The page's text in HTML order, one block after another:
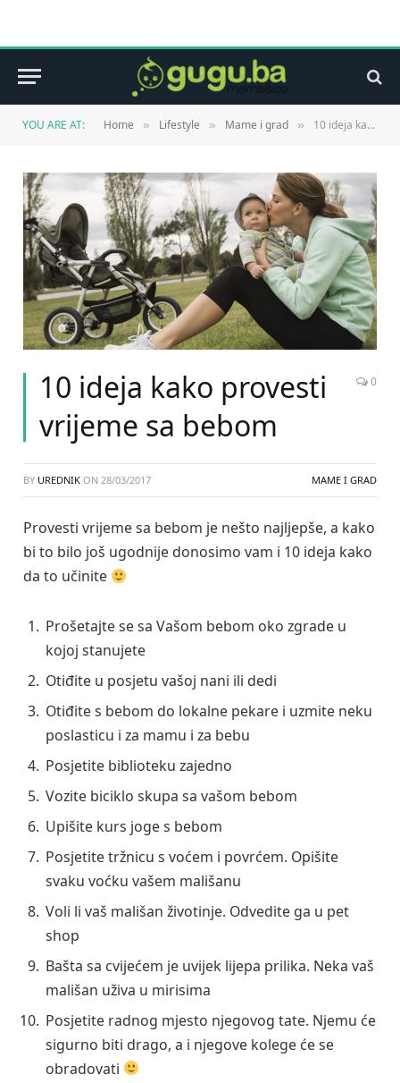
YOU ARE AT: Home » Lifestyle » Mame i grad » 10 ideja kako provesti vrijeme sa bebom
10 ideja kako provesti
vrijeme sa bebom
0
BY UREDNIK ON 28/03/2017 MAME I GRAD
Provesti vrijeme sa bebom je nešto najljepše, a kako
bi to bilo još ugodnije donosimo vam i 10 ideja kako
da to učinite
Prošetajte se sa Vašom bebom oko zgrade u
kojoj stanujete
Otiđite u posjetu vašoj nani ili dedi
Otiđite s bebom do lokalne pekare i uzmite neku
poslasticu i za mamu i za bebu
Posjetite biblioteku zajedno
Vozite biciklo skupa sa vašom bebom
Upišite kurs joge s bebom
Posjetite tržnicu s voćem i povrćem. Opišite
svaku voćku vašem mališanu
Voli li vaš mališan životinje. Odvedite ga u pet
shop
Bašta sa cvijećem je uvijek lijepa prilika. Neka vaš
mališan uživa u mirisima
Posjetite radnog mjesto njegovog tate. Njemu će
sigurno biti drago, a i njegove kolege će se
obradovati